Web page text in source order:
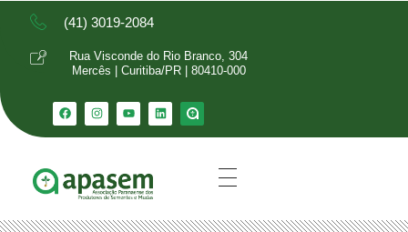
(41) 3019-2084
Rua Visconde do Rio Branco, 304
Mercês | Curitiba/PR | 80410-000